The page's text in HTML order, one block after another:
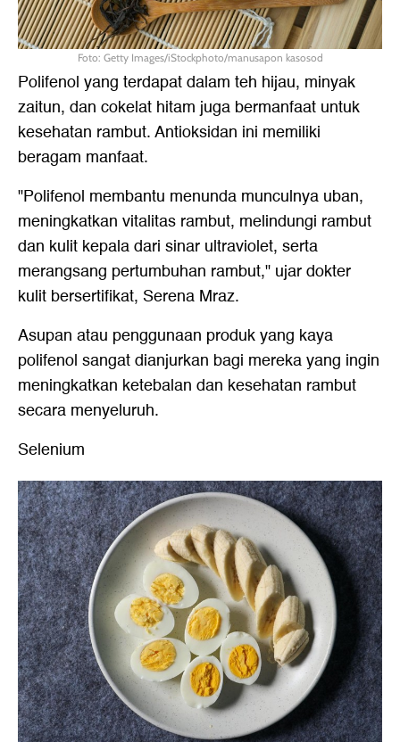
Foto: Getty Images/iStockphoto/manusapon kasosod
Polifenol yang terdapat dalam teh hijau, minyak
zaitun, dan cokelat hitam juga bermanfaat untuk
kesehatan rambut. Antioksidan ini memiliki
beragam manfaat.
"Polifenol membantu menunda munculnya uban,
meningkatkan vitalitas rambut, melindungi rambut
dan kulit kepala dari sinar ultraviolet, serta
merangsang pertumbuhan rambut," ujar dokter
kulit bersertifikat, Serena Mraz.
Asupan atau penggunaan produk yang kaya
polifenol sangat dianjurkan bagi mereka yang ingin
meningkatkan ketebalan dan kesehatan rambut
secara menyeluruh.
Selenium